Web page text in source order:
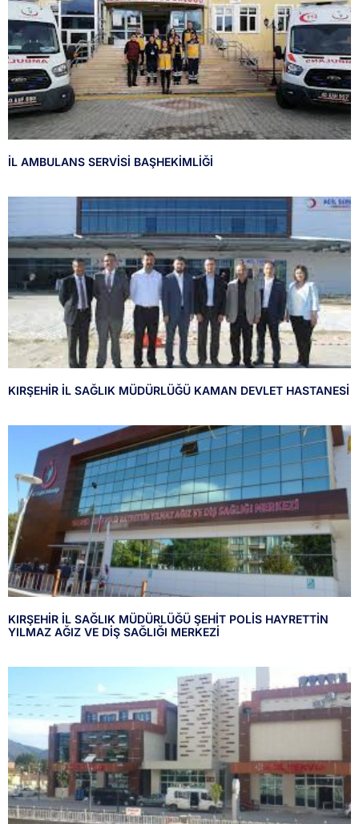
İL AMBULANS SERVİSİ BAŞHEKİMLİĞİ
KIRŞEHİR İL SAĞLIK MÜDÜRLÜĞÜ KAMAN DEVLET HASTANESİ
KIRŞEHİR İL SAĞLIK MÜDÜRLÜĞÜ ŞEHİT POLİS HAYRETTİN
YILMAZ AĞIZ VE DİŞ SAĞLIĞI MERKEZİ